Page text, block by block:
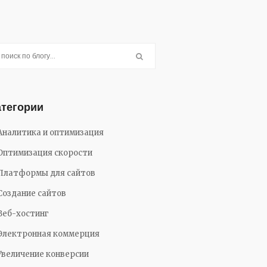
и оптимизация
скорости
для сайтов
сайтов
хостинг
коммерция
конверсии